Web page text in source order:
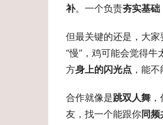
补。一个负责夯实基础
但最关键的还是，大家
“慢”，鸡可能会觉得
方身上的闪光点 ，能
合作就像是跳双人舞
友，找一个能跟你同